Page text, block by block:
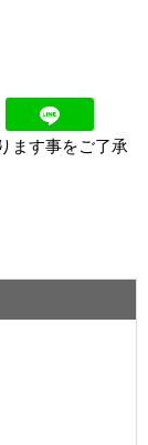
ます事をご了承